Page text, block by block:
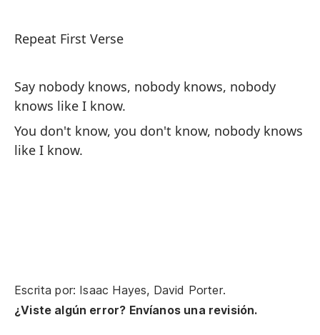
Repeat First Verse
Say nobody knows, nobody knows, nobody
knows like I know.
You don't know, you don't know, nobody knows
like I know.
Escrita por: Isaac Hayes, David Porter.
¿Viste algún error? Envíanos una revisión.